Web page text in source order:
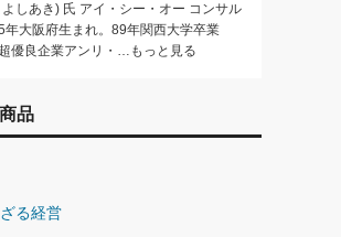
しあき) 氏 アイ・シー・オー コンサル
年大阪府生まれ。89年関西大学卒業
優良企業アンリ・…もっと見る
品
る経営